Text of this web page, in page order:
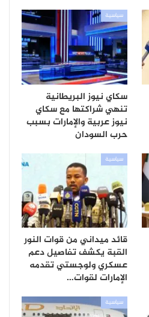
سياسية
سكاي نيوز البريطانية
تنهي شراكتها مع سكاي
نيوز عربية والإمارات بسبب
حرب السودان
سياسية
قائد ميداني من قوات النور
القبة يكشف تفاصيل دعم
عسكري ولوجستي تقدمه
الإمارات لقوات…
سياسية